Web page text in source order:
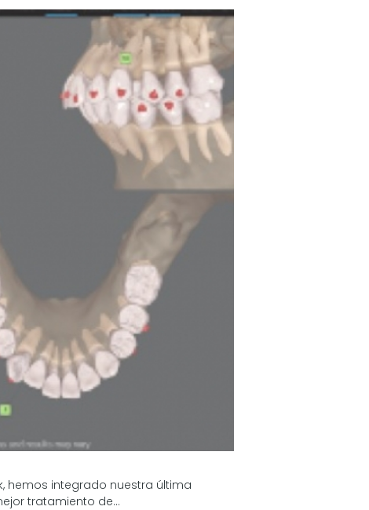
hemos integrado nuestra última
tratamiento de...